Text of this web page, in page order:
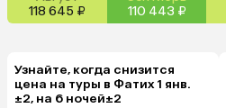
118 645 ₽
110 443 ₽
Узнайте, когда снизится
цена на туры в Фатих 1 янв.
±2, на 6 ночей±2